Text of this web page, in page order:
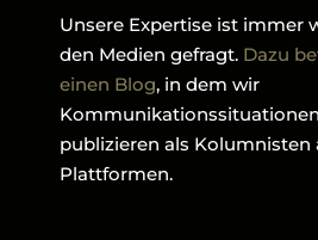
Unsere Expertise ist immer
den Medien gefragt. Dazu
einen Blog, in dem wir
publizieren als Kolumnisten
Plattformen.